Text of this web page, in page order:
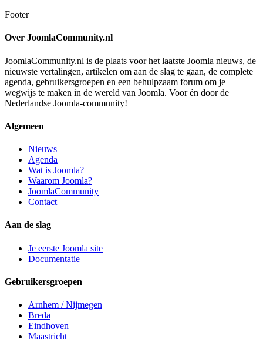
Footer
Over JoomlaCommunity.nl
JoomlaCommunity.nl is de plaats voor het laatste Joomla nieuws, de
nieuwste vertalingen, artikelen om aan de slag te gaan, de complete
agenda, gebruikersgroepen en een behulpzaam forum om je
wegwijs te maken in de wereld van Joomla. Voor én door de
Nederlandse Joomla-community!
Algemeen
Nieuws
Agenda
Wat is Joomla?
Waarom Joomla?
JoomlaCommunity
Contact
Aan de slag
Je eerste Joomla site
Documentatie
Gebruikersgroepen
Arnhem / Nijmegen
Breda
Eindhoven
Maastricht